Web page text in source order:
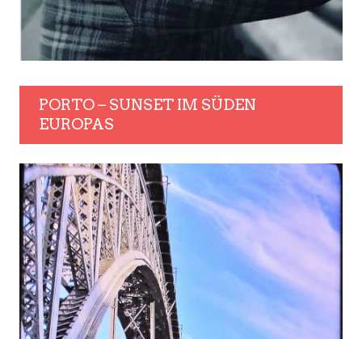
PORTO – SUNSET IM SÜDEN
EUROPAS